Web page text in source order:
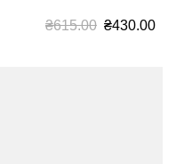
₴615.00 ₴430.00